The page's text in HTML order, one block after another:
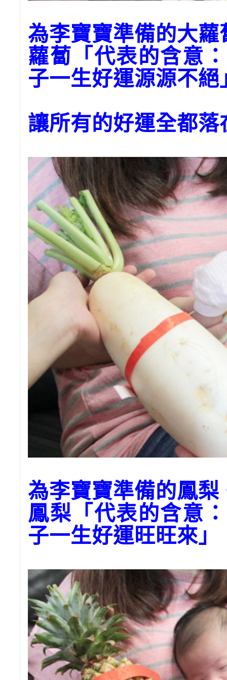
為李寶寶準備的大
蘿蔔「代表的含意
子一生好運源源不絕
讓所有的好運全都
為李寶寶準備的鳳梨
鳳梨「代表的含意
子一生好運旺旺來」